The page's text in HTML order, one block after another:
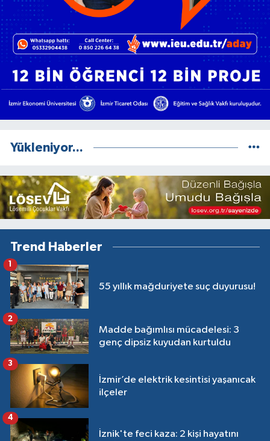
Yükleniyor...
Trend Haberler
55 yıllık mağduriyete suç duyurusu!
1
Madde bağımlısı mücadelesi: 3
genç dipsiz kuyudan kurtuldu
2
İzmir’de elektrik kesintisi yaşanıcak
ilçeler
3
İznik'te feci kaza: 2 kişi hayatını
4